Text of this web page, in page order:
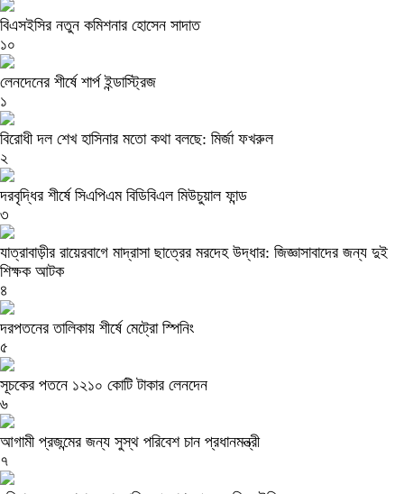
বিএসইসির নতুন কমিশনার হোসেন সাদাত
১০
লেনদেনের শীর্ষে শার্প ইন্ডাস্ট্রিজ
১
বিরোধী দল শেখ হাসিনার মতো কথা বলছে: মির্জা ফখরুল
২
দরবৃদ্ধির শীর্ষে সিএপিএম বিডিবিএল মিউচুয়াল ফান্ড
৩
যাত্রাবাড়ীর রায়েরবাগে মাদ্রাসা ছাত্রের মরদেহ উদ্ধার: জিজ্ঞাসাবাদের জন্য দুই
শিক্ষক আটক
৪
দরপতনের তালিকায় শীর্ষে মেট্রো স্পিনিং
৫
সূচকের পতনে ১২১০ কোটি টাকার লেনদেন
৬
আগামী প্রজন্মের জন্য সুস্থ পরিবেশ চান প্রধানমন্ত্রী
৭